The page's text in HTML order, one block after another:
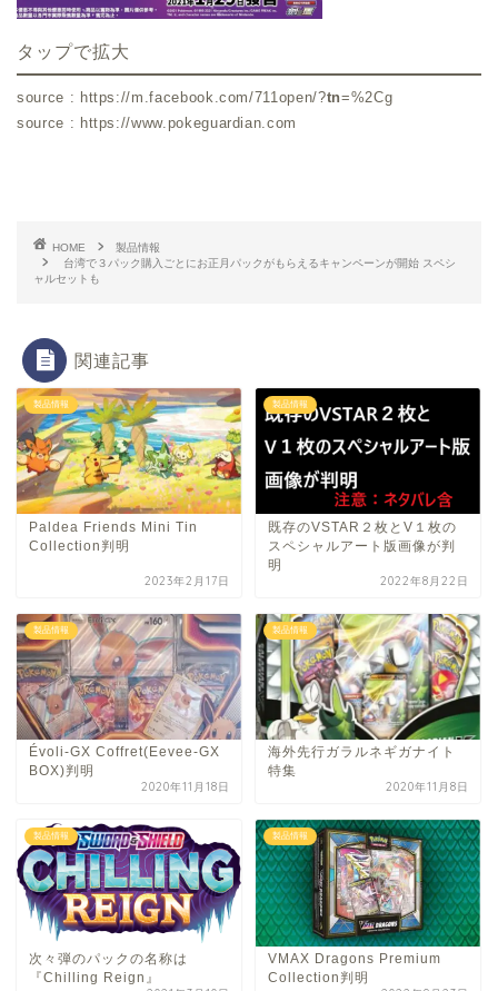
タップで拡大
source : https://m.facebook.com/711open/?tn=%2Cg
source : https://www.pokeguardian.com
HOME
製品情報
台湾で３パック購入ごとにお正月パックがもらえるキャンペーンが開始 スペシ
ャルセットも
関連記事
製品情報
Paldea Friends Mini Tin
Collection判明
2023年2月17日
製品情報
既存のVSTAR２枚とV１枚の
スペシャルアート版画像が判
明
2022年8月22日
製品情報
Évoli-GX Coffret(Eevee-GX
BOX)判明
2020年11月18日
製品情報
海外先行ガラルネギガナイト
特集
2020年11月8日
製品情報
次々弾のパックの名称は
『Chilling Reign』
製品情報
VMAX Dragons Premium
Collection判明